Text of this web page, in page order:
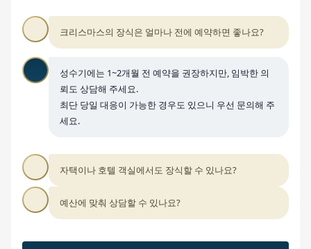
크리스마스의 장식은 얼마나 전에 예약하면 좋나요?
성수기에는 1~2개월 전 예약을 권장하지만, 임박한 의
뢰도 상담해 주세요.
최단 당일 대응이 가능한 경우도 있으니 우선 문의해 주
세요.
자택이나 호텔 객실에서도 장식할 수 있나요?
예산에 맞춰 상담할 수 있나요?